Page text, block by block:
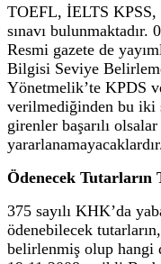
TOEFL, İELTS
sınavı bulunmaktadır.
Resmi gazete de
Bilgisi Seviye
Yönetmelik’te KPDS
verilmediğinden bu iki
girenler başarılı
Ödenecek Tutarların
375 sayılı KHK’da
ödenebilecek
belirlenmiş olup hangi